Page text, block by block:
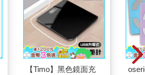
【Timo】黑色鏡面充